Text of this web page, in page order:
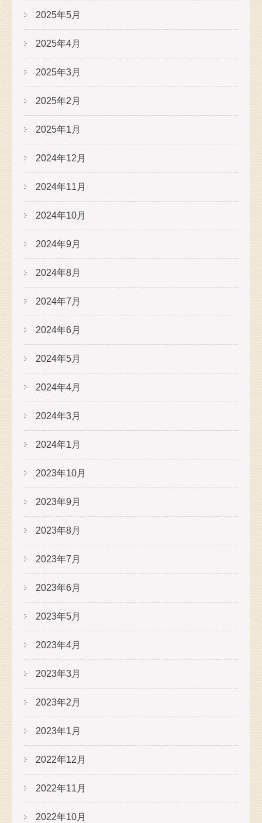
2025年5月
2025年4月
2025年3月
2025年2月
2025年1月
2024年12月
2024年11月
2024年10月
2024年9月
2024年8月
2024年7月
2024年6月
2024年5月
2024年4月
2024年3月
2024年1月
2023年10月
2023年9月
2023年8月
2023年7月
2023年6月
2023年5月
2023年4月
2023年3月
2023年2月
2023年1月
2022年12月
2022年11月
2022年10月